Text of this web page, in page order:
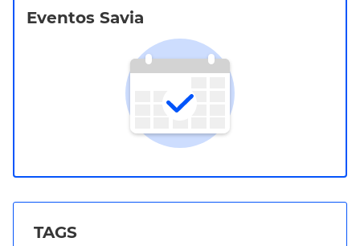
Eventos Savia
TAGS